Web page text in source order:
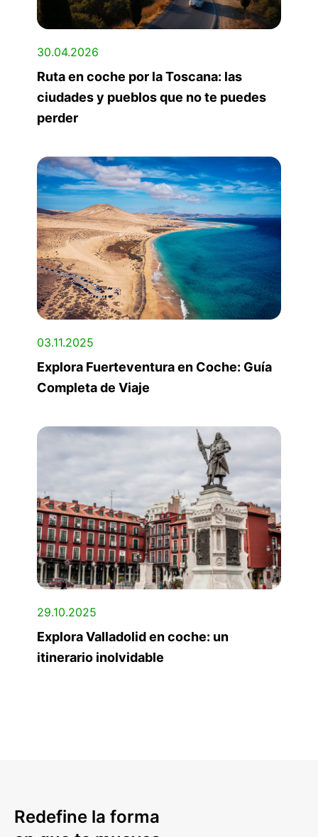
30.04.2026
Ruta en coche por la Toscana: las
ciudades y pueblos que no te puedes
perder
03.11.2025
Explora Fuerteventura en Coche: Guía
Completa de Viaje
29.10.2025
Explora Valladolid en coche: un
itinerario inolvidable
Redefine la forma